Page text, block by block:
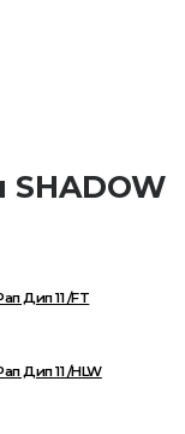
Дип 11 /FT
Дип 11 /HLW